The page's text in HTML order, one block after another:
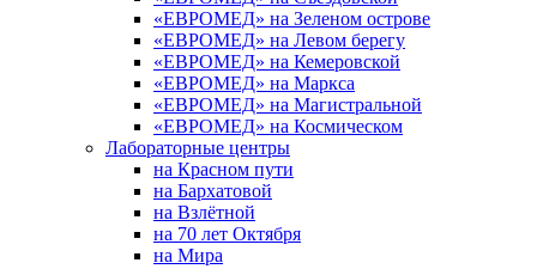
«ЕВРОМЕД» на Зеленом острове
«ЕВРОМЕД» на Левом берегу
«ЕВРОМЕД» на Кемеровской
«ЕВРОМЕД» на Маркса
«ЕВРОМЕД» на Магистральной
«ЕВРОМЕД» на Космическом
Лабораторные центры
на Красном пути
на Бархатовой
на Взлётной
на 70 лет Октября
на Мира